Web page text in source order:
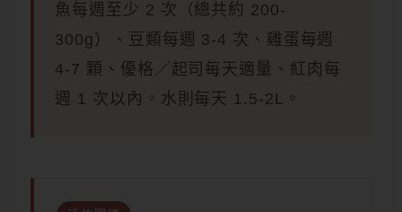
魚每週至少 2 次（總共約 200-
300g）、豆類每週 3-4 次、雞蛋每週
4-7 顆、優格／起司每天適量、紅肉每
週 1 次以內。水則每天 1.5-2L。